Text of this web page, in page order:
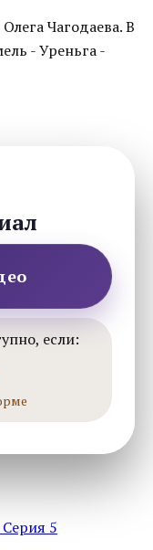
Чагодаева. В
- Уреньга -
если:
5